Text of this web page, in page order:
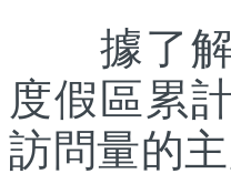
據了解
度假區累
訪問量的